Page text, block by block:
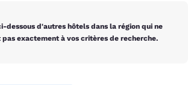
dessous d'autres hôtels dans la région qui ne
exactement à vos critères de recherche.